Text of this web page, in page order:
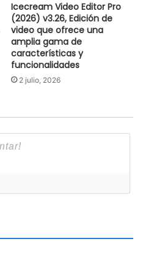
Icecream Video Editor Pro
(2026) v3.26, Edición de
video que ofrece una
amplia gama de
características y
funcionalidades
2 julio, 2026